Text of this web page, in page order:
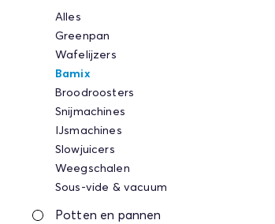
Alles
Greenpan
Wafelijzers
Bamix
Broodroosters
Snijmachines
IJsmachines
Slowjuicers
Weegschalen
Sous-vide & vacuum
Potten en pannen